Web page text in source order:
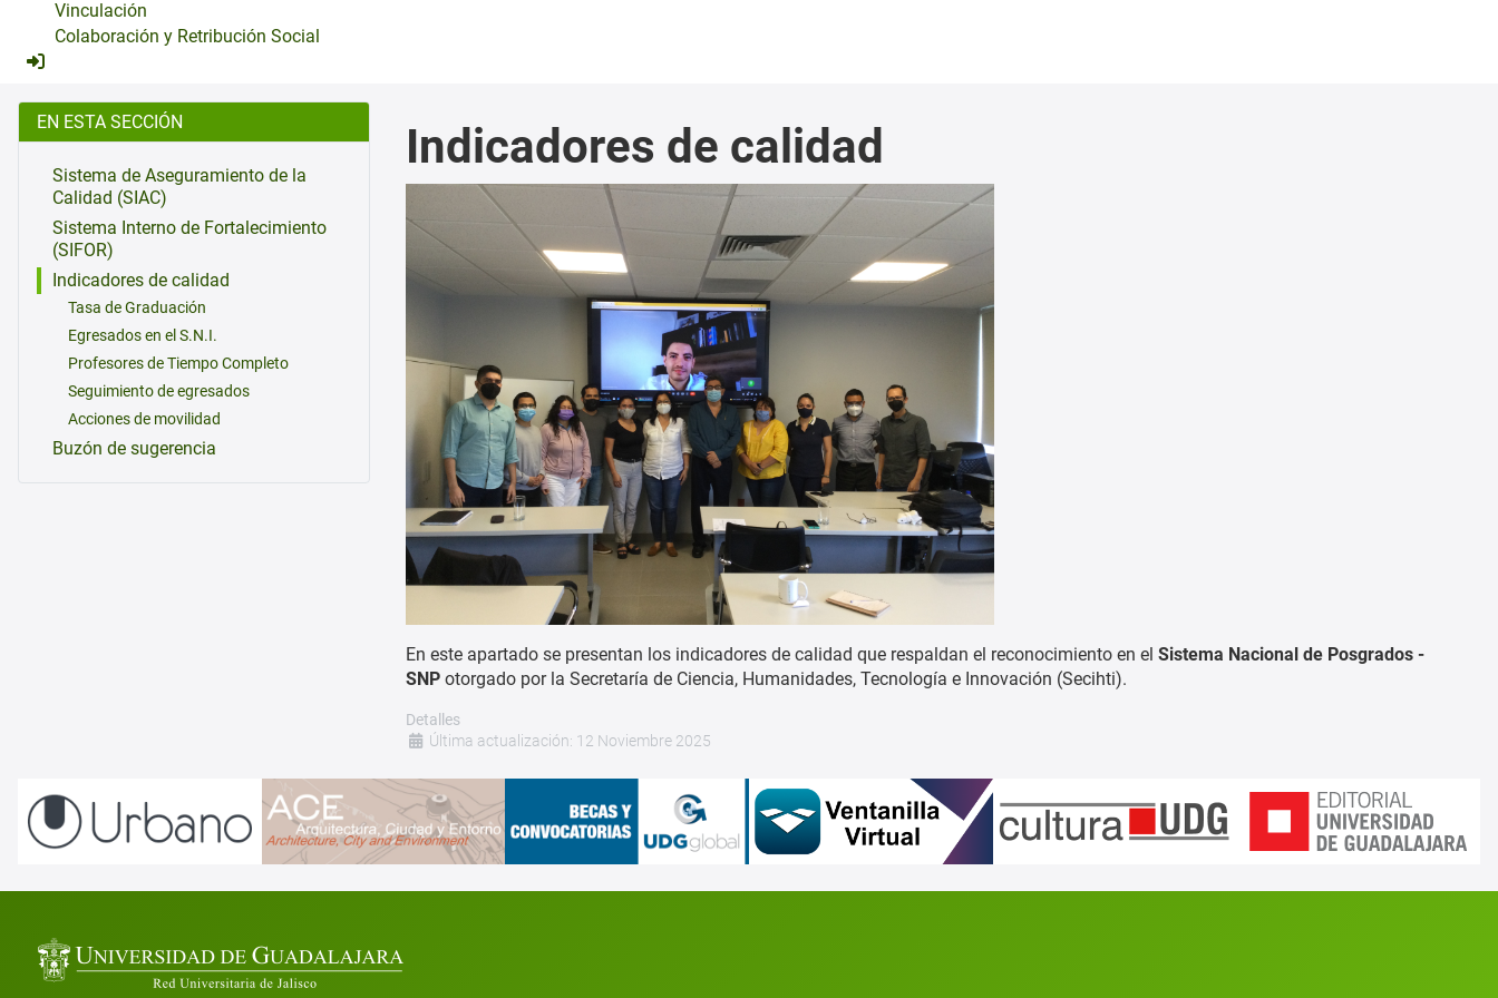
Vinculación
Colaboración y Retribución Social
EN ESTA SECCIÓN
Sistema de Aseguramiento de la
Calidad (SIAC)
Sistema Interno de Fortalecimiento
(SIFOR)
Indicadores de calidad
Tasa de Graduación
Egresados en el S.N.I.
Profesores de Tiempo Completo
Seguimiento de egresados
Acciones de movilidad
Buzón de sugerencia
Indicadores de calidad
En este apartado se presentan los indicadores de calidad que respaldan el reconocimiento en el Sistema Nacional de Posgrados -
SNP otorgado por la Secretaría de Ciencia, Humanidades, Tecnología e Innovación (Secihti).
Detalles
Última actualización: 12 Noviembre 2025